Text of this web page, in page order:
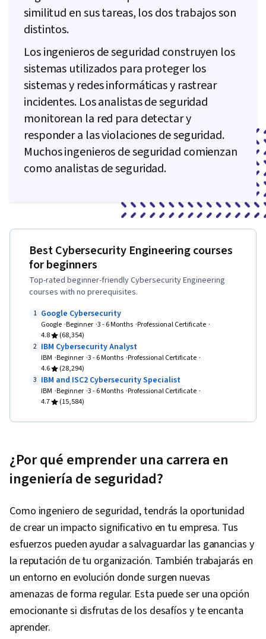
similitud en sus tareas, los dos trabajos son
distintos.
Los ingenieros de seguridad construyen los
sistemas utilizados para proteger los
sistemas y redes informáticas y rastrear
incidentes. Los analistas de seguridad
monitorean la red para detectar y
responder a las violaciones de seguridad.
Muchos ingenieros de seguridad comienzan
como analistas de seguridad.
Best Cybersecurity Engineering courses
for beginners
Top-rated beginner-friendly Cybersecurity Engineering
courses with no prerequisites.
1 Google Cybersecurity
Google Beginner 3 - 6 Months Professional Certificate
4.8
(68,354)
2 IBM Cybersecurity Analyst
IBM Beginner 3 - 6 Months Professional Certificate
4.6
(28,294)
3 IBM and ISC2 Cybersecurity Specialist
IBM Beginner 3 - 6 Months Professional Certificate
4.7
(15,584)
¿Por qué emprender una carrera en
ingeniería de seguridad?
Como ingeniero de seguridad, tendrás la oportunidad
de crear un impacto significativo en tu empresa. Tus
esfuerzos pueden ayudar a salvaguardar las ganancias y
la reputación de tu organización. También trabajarás en
un entorno en evolución donde surgen nuevas
amenazas de forma regular. Esta puede ser una opción
emocionante si disfrutas de los desafíos y te encanta
aprender.